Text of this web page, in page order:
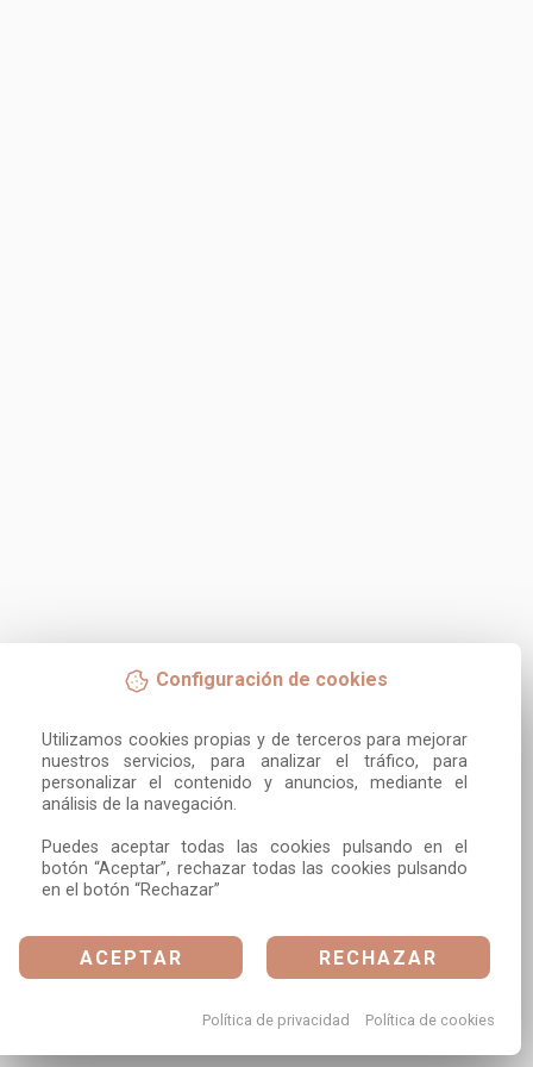
Configuración de cookies
Utilizamos cookies propias y de terceros para mejorar
nuestros servicios, para analizar el tráfico, para
personalizar el contenido y anuncios, mediante el
análisis de la navegación.
Puedes aceptar todas las cookies pulsando en el
botón “Aceptar”, rechazar todas las cookies pulsando
en el botón “Rechazar”
ACEPTAR RECHAZAR
Política de privacidad Política de cookies